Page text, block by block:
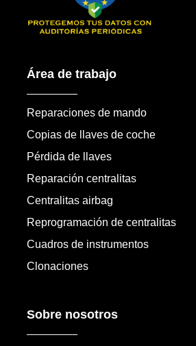
Área de trabajo
Reparaciones de mando
Copias de llaves de coche
Pérdida de llaves
Reparación centralitas
Centralitas airbag
Reprogramación de centralitas
Cuadros de instrumentos
Clonaciones
Sobre nosotros